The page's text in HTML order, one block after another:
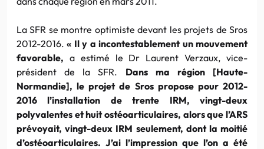
La SFR se montre optimiste devant les projets de Sros
2012-2016.« Il y a incontestablement un mouvement
favorable, a estimé le Dr Laurent Verzaux, vice-
président de la SFR. Dans ma région [Haute-
Normandie], le projet de Sros propose pour 2012-
2016 l’installation de trente IRM, vingt-deux
polyvalentes et huit ostéoarticulaires, alors que l’ARS
prévoyait, vingt-deux IRM seulement, dont la moitié
d’ostéoarticulaires. J’ai l’impression que l’on a été